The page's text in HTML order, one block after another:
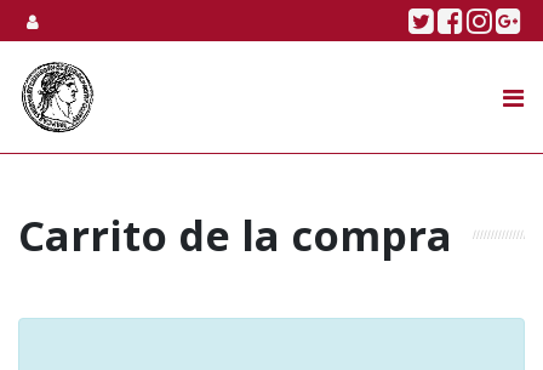
Skip to content Twitter
Carrito de la compra
TIENDA ONLINE
NOSOTROS